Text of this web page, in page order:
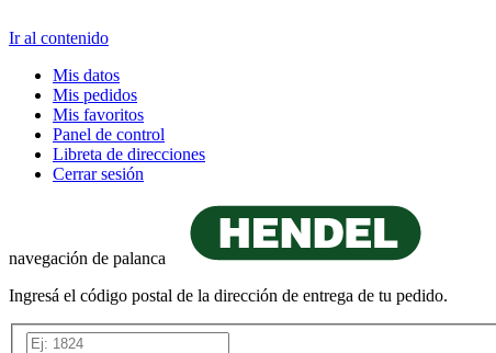
Ir al contenido
Mis datos
Mis pedidos
Mis favoritos
Panel de control
Libreta de direcciones
Cerrar sesión
navegación de palanca
Ingresá el código postal de la dirección de entrega de tu pedido.